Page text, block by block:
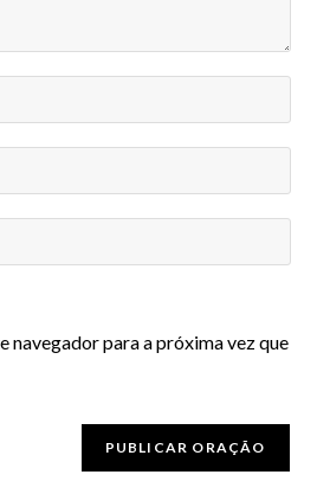
navegador para a próxima vez que